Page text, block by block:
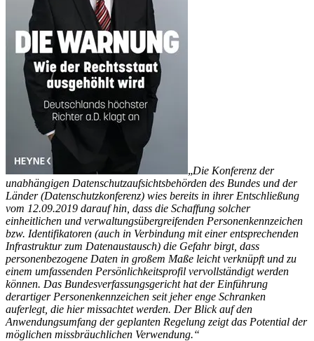
„Die Konferenz der
unabhängigen Datenschutzaufsichtsbehörden des Bundes und der
Länder (Datenschutzkonferenz) wies bereits in ihrer Entschließung
vom 12.09.2019 darauf hin, dass die Schaffung solcher
einheitlichen und verwaltungsübergreifenden Personenkennzeichen
bzw. Identifikatoren (auch in Verbindung mit einer entsprechenden
Infrastruktur zum Datenaustausch) die Gefahr birgt, dass
personenbezogene Daten in großem Maße leicht verknüpft und zu
einem umfassenden Persönlichkeitsprofil vervollständigt werden
können. Das Bundesverfassungsgericht hat der Einführung
derartiger Personenkennzeichen seit jeher enge Schranken
auferlegt, die hier missachtet werden. Der Blick auf den
Anwendungsumfang der geplanten Regelung zeigt das Potential der
möglichen missbräuchlichen Verwendung.“